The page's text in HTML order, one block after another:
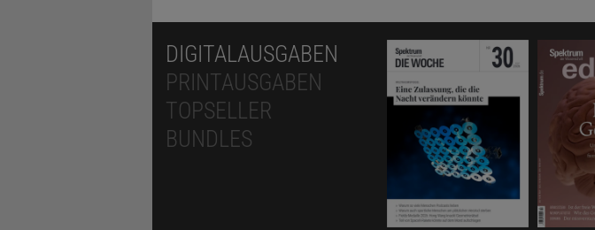
DIGITALAUSGABEN
PRINTAUSGABEN
TOPSELLER
BUNDLES